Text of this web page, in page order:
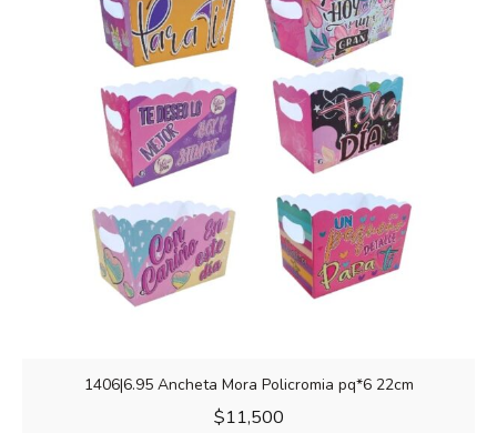
1406|6.95 Ancheta Mora Policromia pq*6 22cm
$11,500